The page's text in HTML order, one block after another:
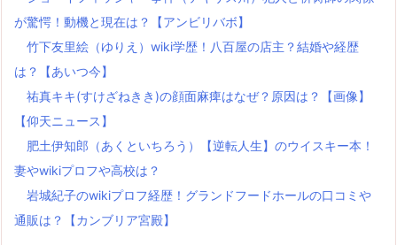
が驚愕！動機と現在は？【アンビリバボ】
竹下友里絵（ゆりえ）wiki学歴！八百屋の店主？結婚や経歴
は？【あいつ今】
祐真キキ(すけざねきき)の顔面麻痺はなぜ？原因は？【画像】
【仰天ニュース】
肥土伊知郎（あくといちろう）【逆転人生】のウイスキー本！
妻やwikiプロフや高校は？
岩城紀子のwikiプロフ経歴！グランドフードホールの口コミや
通販は？【カンブリア宮殿】